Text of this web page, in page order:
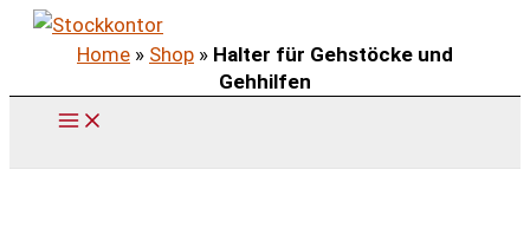
Zum
Home » Shop » Halter für Gehstöcke und
Gehhilfen